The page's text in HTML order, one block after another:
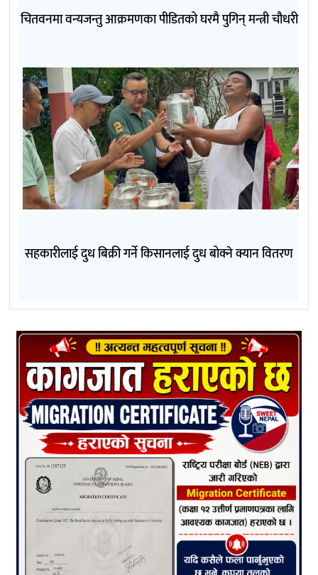
चितवनमा वन्यजन्तु आक्रमणका पीडितको घरमै पुगिन् मन्त्री चौधरी
सहकारीलाई दुध बिक्री गर्ने किसानलाई दुध बोक्ने क्यान वितरण